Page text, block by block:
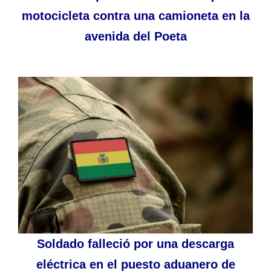
motocicleta contra una camioneta en la
avenida del Poeta
Soldado falleció por una descarga
eléctrica en el puesto aduanero de